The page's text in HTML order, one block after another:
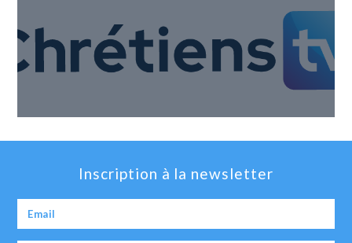
Inscription à la newsletter